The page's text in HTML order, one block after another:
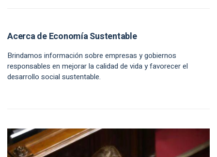
Acerca de Economía Sustentable
Brindamos información sobre empresas y gobiernos
responsables en mejorar la calidad de vida y favorecer el
desarrollo social sustentable.